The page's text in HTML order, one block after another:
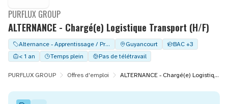
ALTERNANCE - Chargé(e) Logistique Transport (H/F)
PURFLUX GROUP
Alternance - Apprentissage / Professionalisation Guyancourt
BAC +3
< 1 an
Temps plein Pas de télétravail
PURFLUX GROUP Offres d'emploi ALTERNANCE - Chargé(e) Logistique Transport (H/F)